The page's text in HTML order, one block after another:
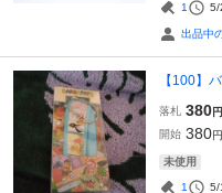
1 5/
出品中
【100】
落札 380円
開始 380円
未使用
1 5/